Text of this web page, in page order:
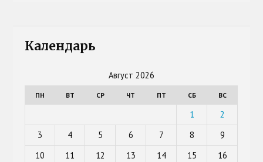
Календарь
Август 2026
ПН ВТ СР ЧТ ПТ СБ ВС
1
2
3
4 5 6 7 8
9
10
11 12 13 14 15
16